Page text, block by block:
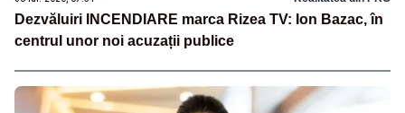
Dezvăluiri INCENDIARE marca Rizea TV: Ion Bazac, în
centrul unor noi acuzații publice